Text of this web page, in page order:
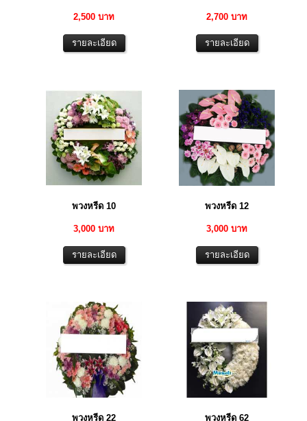
2,500 บาท 2,700 บาท
พวงหรีด 10
3,000 บาท
พวงหรีด 12
3,000 บาท
พวงหรีด 22 พวงหรีด 62